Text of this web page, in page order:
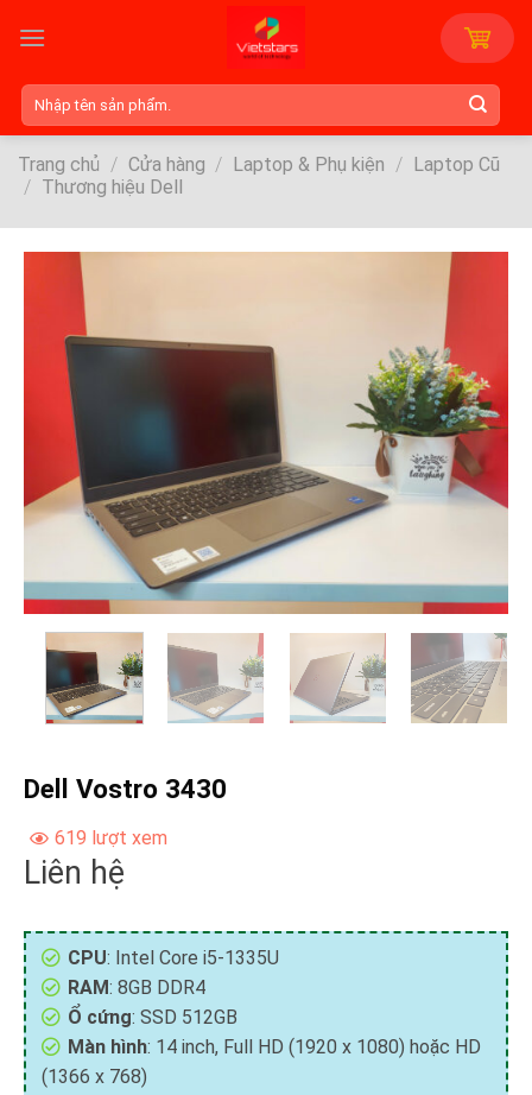
Tìm
kiếm:
Trang chủ / Cửa hàng / Laptop & Phụ kiện / Laptop Cũ
/ Thương hiệu Dell
Dell Vostro 3430
619 lượt xem
Liên hệ
CPU: Intel Core i5-1335U
RAM: 8GB DDR4
Ổ cứng: SSD 512GB
Màn hình: 14 inch, Full HD (1920 x 1080) hoặc HD
(1366 x 768)